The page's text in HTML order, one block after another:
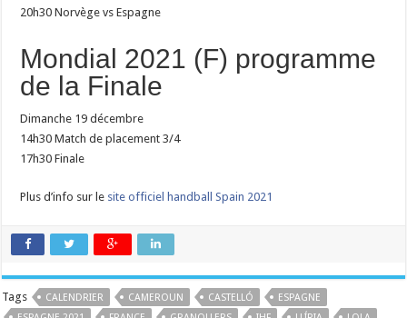
20h30 Norvège vs Espagne
Mondial 2021 (F) programme
de la Finale
Dimanche 19 décembre
14h30 Match de placement 3/4
17h30 Finale
Plus d’info sur le site officiel handball Spain 2021
Tags CALENDRIER CAMEROUN CASTELLÓ
ESPAGNE